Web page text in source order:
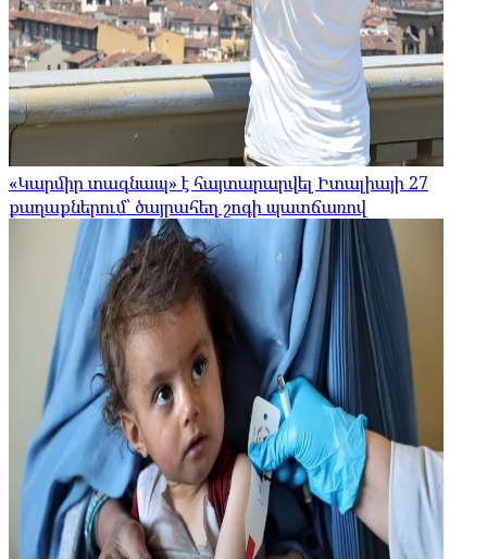
«Կարմիր տագնապ» է հայտարարվել Իտալիայի 27
քաղաքներում՝ ծայրահեղ շոգի պատճառով